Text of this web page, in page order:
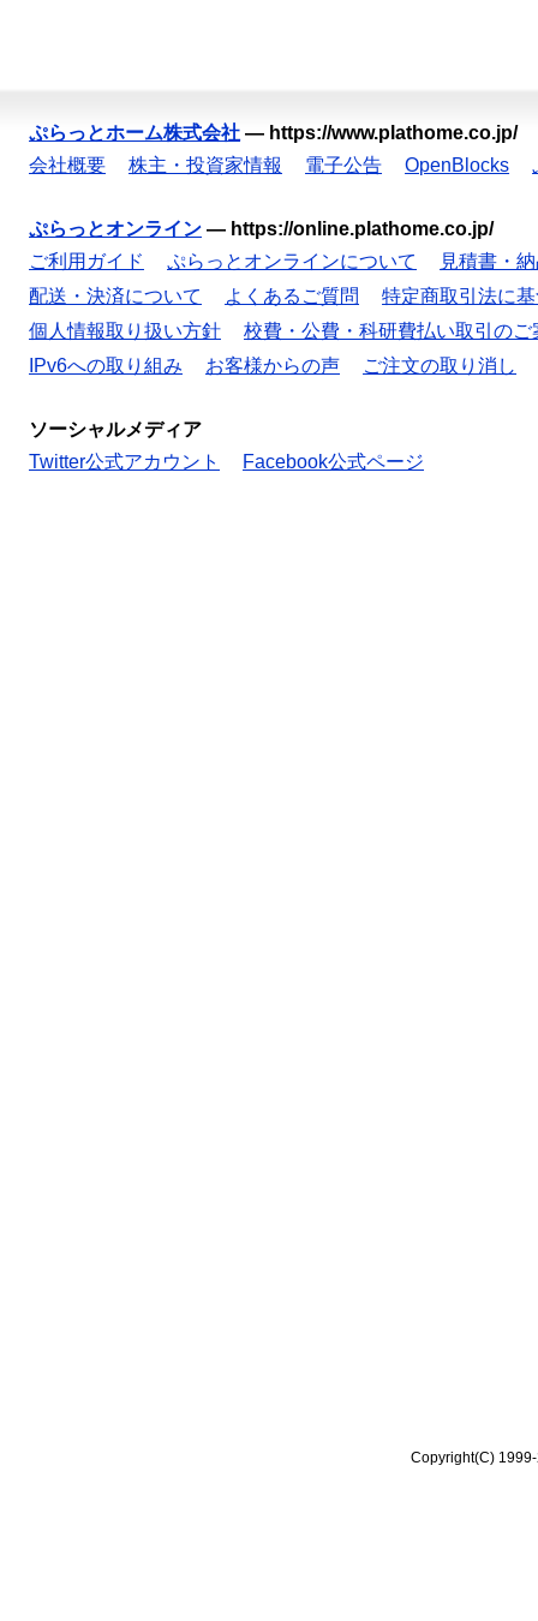
ぷらっとホーム株式会社 — https://www.plathome.co.jp/
会社概要
株主・投資家情報 電子公告 OpenBlocks
ぷらっとオンライン — https://online.plathome.co.jp/
ご利用ガイド
ぷらっとオンラインについて
見積書・
配送・決済について
よくあるご質問
特定商取引法に
個人情報取り扱い方針
校費・公費・科研費払い取引のご
IPv6への取り組み
お客様からの声 ご注文の取り消し
ソーシャルメディア
Twitter公式アカウント
Facebook公式ページ
Copyright(C)